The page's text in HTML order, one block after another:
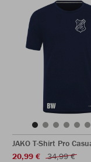
JAKO T-Shirt Pro
20,99 €
34,99 €